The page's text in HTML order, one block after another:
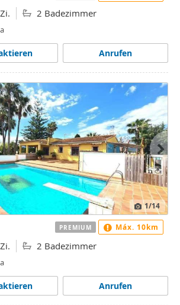
2 Badezimmer
Anrufen
1/14
2 Badezimmer
Anrufen
PREMIUM Máx. 10km